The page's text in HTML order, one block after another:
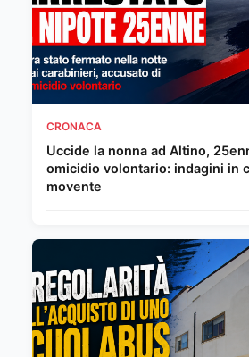
CRONACA
Uccide la nonna ad Altino,
omicidio volontario: indagini in
movente